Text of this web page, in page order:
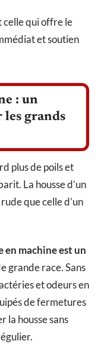
celle qui offre le
et soutien
: un
les grands
plus de poils et
La housse d’un
que celle d’un
en machine est un
grande race. Sans
et odeurs en
de fermetures
housse sans